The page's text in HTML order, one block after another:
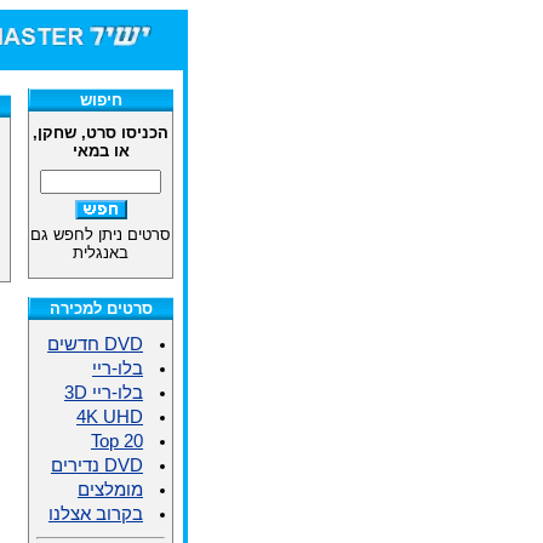
חיפוש
הכניסו סרט, שחקן,
או במאי
סרטים ניתן לחפש גם
באנגלית
סרטים למכירה
DVD חדשים
בלו-ריי
בלו-ריי 3D
4K UHD
Top 20
DVD נדירים
מומלצים
בקרוב אצלנו